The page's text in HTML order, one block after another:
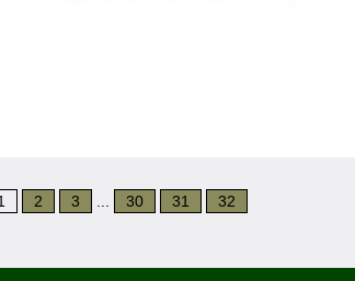
2 3 30 31 32